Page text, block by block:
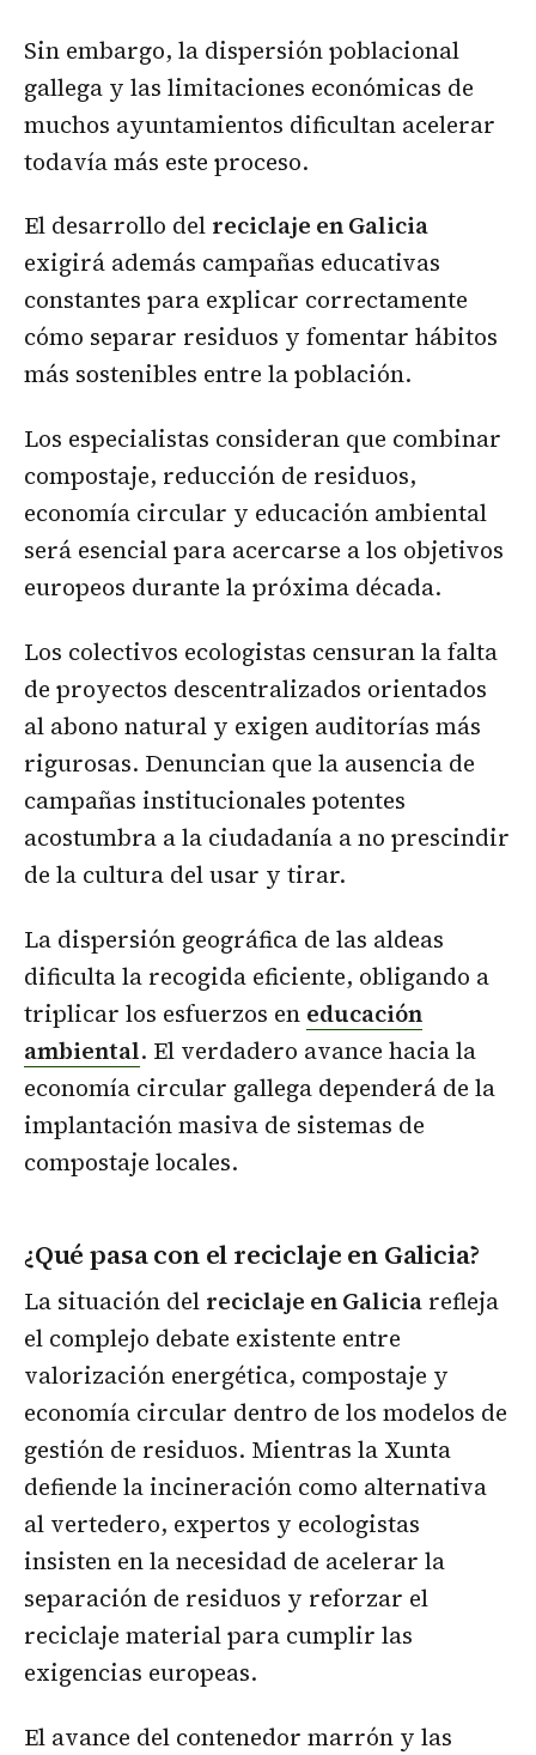
Sin embargo, la dispersión poblacional
gallega y las limitaciones económicas de
muchos ayuntamientos dificultan acelerar
todavía más este proceso.
El desarrollo del reciclaje en Galicia
exigirá además campañas educativas
constantes para explicar correctamente
cómo separar residuos y fomentar hábitos
más sostenibles entre la población.
Los especialistas consideran que combinar
compostaje, reducción de residuos,
economía circular y educación ambiental
será esencial para acercarse a los objetivos
europeos durante la próxima década.
Los colectivos ecologistas censuran la falta
de proyectos descentralizados orientados
al abono natural y exigen auditorías más
rigurosas. Denuncian que la ausencia de
campañas institucionales potentes
acostumbra a la ciudadanía a no prescindir
de la cultura del usar y tirar.
La dispersión geográfica de las aldeas
dificulta la recogida eficiente, obligando a
triplicar los esfuerzos en educación
ambiental. El verdadero avance hacia la
economía circular gallega dependerá de la
implantación masiva de sistemas de
compostaje locales.
¿Qué pasa con el reciclaje en Galicia?
La situación del reciclaje en Galicia refleja
el complejo debate existente entre
valorización energética, compostaje y
economía circular dentro de los modelos de
gestión de residuos. Mientras la Xunta
defiende la incineración como alternativa
al vertedero, expertos y ecologistas
insisten en la necesidad de acelerar la
separación de residuos y reforzar el
reciclaje material para cumplir las
exigencias europeas.
El avance del contenedor marrón y las